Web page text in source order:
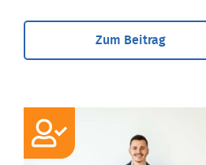
Zum Beitrag